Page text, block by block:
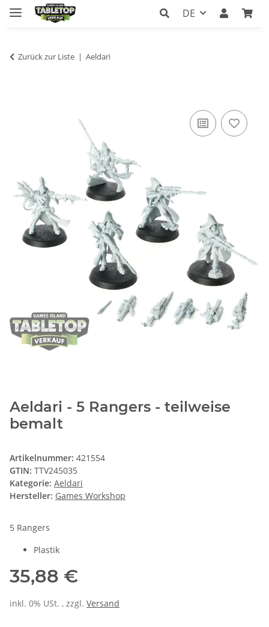
DE
Zurück zur Liste Aeldari
Aeldari - 5 Rangers - teilweise
bemalt
Artikelnummer: 421554
GTIN: TTV245035
Kategorie: Aeldari
Hersteller: Games Workshop
5 Rangers
Plastik
35,88 €
inkl. 0% USt. , zzgl. Versand